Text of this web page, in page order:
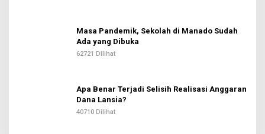
Masa Pandemik, Sekolah di Manado Sudah
Ada yang Dibuka
62721 Dilihat
Apa Benar Terjadi Selisih Realisasi Anggaran
Dana Lansia?
40710 Dilihat